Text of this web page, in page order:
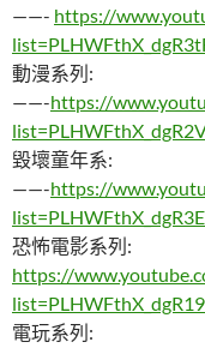
——- https://
動漫系列:
——-https://
毀壞童年系:
——-https://
恐怖電影系列:
https://
電玩系列: